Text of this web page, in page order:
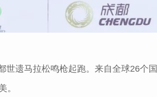
世遗马拉松鸣枪起跑。来自全球26个
。